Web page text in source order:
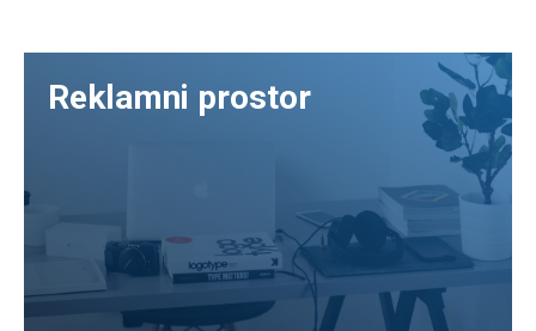
Reklamni prostor